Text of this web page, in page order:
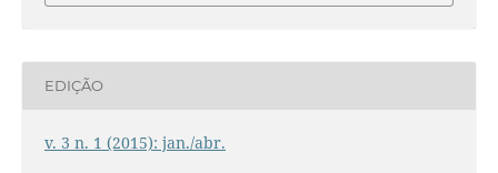
EDIÇÃO
v. 3 n. 1 (2015): jan./abr.